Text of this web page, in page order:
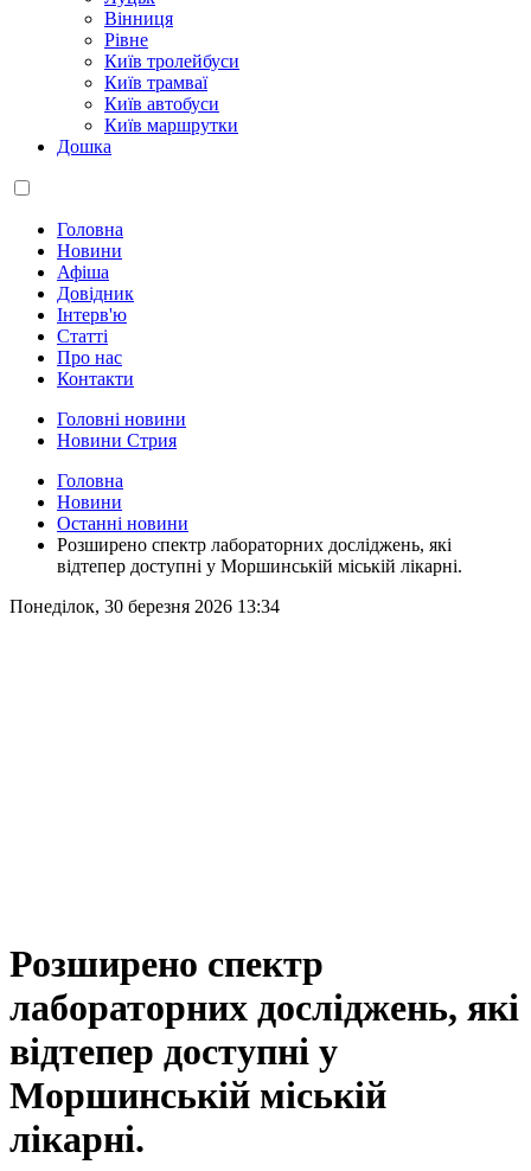
Вінниця
Рівне
Київ тролейбуси
Київ трамваї
Київ автобуси
Київ маршрутки
Дошка
Головна
Новини
Афіша
Довідник
Інтерв'ю
Статті
Про нас
Контакти
Головні новини
Новини Стрия
Головна
Новини
Останні новини
Розширено спектр лабораторних досліджень, які
відтепер доступні у Моршинській міській лікарні.
Понеділок, 30 березня 2026 13:34
Розширено спектр
лабораторних досліджень, які
відтепер доступні у
Моршинській міській
лікарні.